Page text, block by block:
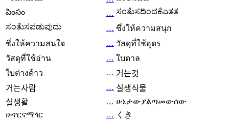
పింసం
… ಸಂತೆುಸದಿಂದಕೆಎತತ
ಸಂತೆುಸಪಡುವುದು
… ซึ่งให้ความสนุก
ซึ่งให้ความสนใจ
… วัสดุที่ใช้อุดร
วัสดุที่ใช้อ่าน
… ใบตาล
ใบต่างด้าว
… 거는것
거는사람
… 실생식물
실생활
… ሁኔታውያልጣመውሰው
ሁኖርናማጎር
… くき